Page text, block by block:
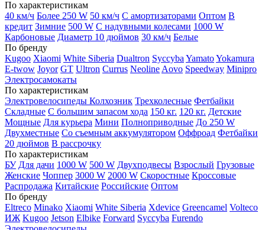
По характеристикам
40 км/ч Более 250 W 50 км/ч С амортизаторами Оптом В
кредит Зимние 500 W С надувными колесами 1000 W
Карбоновые Диаметр 10 дюймов 30 км/ч Белые
По бренду
Kugoo Xiaomi White Siberia Dualtron Syccyba YamatoYokamura
E-twow Joyor GT Ultron Currus Neoline Aovo Speedway Minipro
Электросамокаты
По характеристикам
Электровелосипеды Колхозник Трехколесные Фетбайки
Складные С большим запасом хода 150 кг. 120 кг. Детские
Мощные Для курьера Мини Полноприводные До 250 W
Двухместные Со съемным аккумулятором Оффроад Фетбайки
20 дюймов В рассрочку
По характеристикам
БУ Для дачи 1000 W 500 W Двухподвесы Взрослый Грузовые
Женские Чоппер 3000 W 2000 W Скоростные Кроссовые
Распродажа Китайские Российские Оптом
По бренду
Eltreco Minako Xiaomi White Siberia Xdevice Greencamel Volteco
ИЖ Kugoo Jetson Elbike Forward Syccyba Furendo